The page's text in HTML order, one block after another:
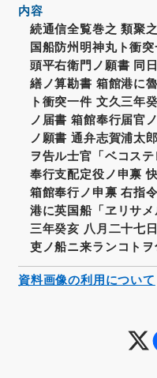
内容
続通信全覧巻之 類聚
国船防州明神丸ト衝
頭平右衛門ノ願書 同
繕ノ算勘書 箱館港に
ト衝突一件 文久三年
ノ届書 箱館奉行届官
ノ願書 通弁志賀浦太
ヲ告ル士官「ベコス
奉行支配定役ノ申禀
箱館奉行ノ申禀 右指
港に英国船「ヱリサ
三年癸亥 八月二十七
吏ノ船ニ来ランコト
資料画像の利用について